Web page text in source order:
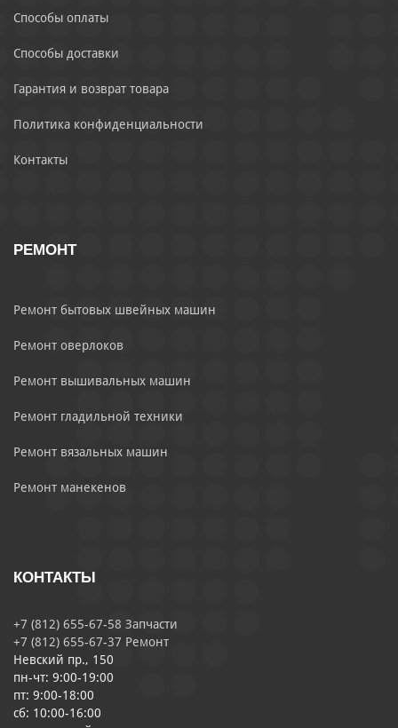
Способы оплаты
Способы доставки
Гарантия и возврат товара
Политика конфиденциальности
Контакты
РЕМОНТ
Ремонт бытовых швейных машин
Ремонт оверлоков
Ремонт вышивальных машин
Ремонт гладильной техники
Ремонт вязальных машин
Ремонт манекенов
КОНТАКТЫ
+7 (812) 655-67-58 Запчасти
+7 (812) 655-67-37 Ремонт
Невский пр., 150
пн-чт: 9:00-19:00
пт: 9:00-18:00
сб: 10:00-16:00